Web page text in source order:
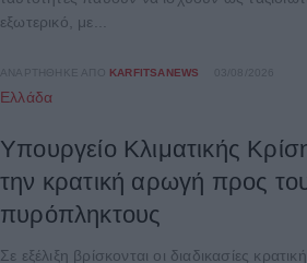
εξωτερικό, με...
ΑΝΑΡΤΉΘΗΚΕ ΑΠΌ KARFITSANEWS
Ελλάδα
Υπουργείο Κλιματικής
την κρατική αρωγή προς
πυρόπληκτους
Σε εξέλιξη βρίσκονται οι διαδικασίες